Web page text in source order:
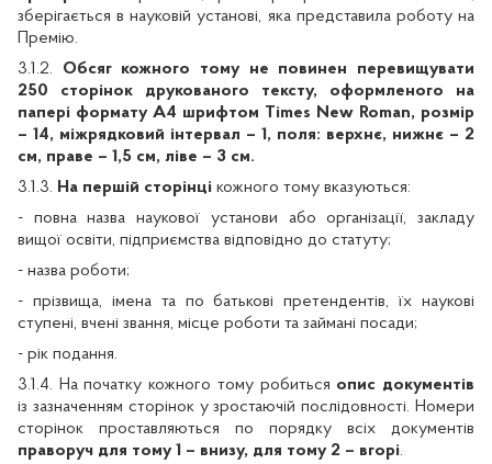
зберігається внауковій установі, яка представила роботу на
Премію.
3.1.2. Обсяг кожного тому
не повинен перевищувати
250 сторінок друкованого тексту, оформленого на
папері формату А4 шрифтом Times New Roman, розмір
– 14, міжрядковий інтервал – 1, поля: верхнє, нижнє – 2
см, праве – 1,5 см, ліве – 3 см.
3.1.3. На першій сторінці кожного тому вказуються:
- повна названаукової установи або організації, закладу
вищої освіти, підприємства відповідно до статуту;
- назва роботи;
- прізвища, імена та по батькові претендентів, їх наукові
ступені, вчені звання, місце роботи та займані посади;
- рік подання.
3.1.4. На початку кожного тому робиться опис документів
із зазначенням сторінок у зростаючій послідовності. Номери
сторінок проставляються по порядку всіх документів
праворуч для тому 1 – внизу, для тому 2 – вгорі.